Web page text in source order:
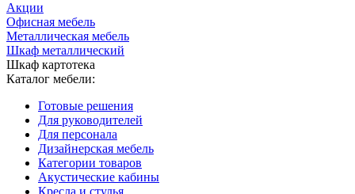
Акции
Офисная мебель
Металлическая мебель
Шкаф металлический
Шкаф картотека
Каталог мебели:
Готовые решения
Для руководителей
Для персонала
Дизайнерская мебель
Категории товаров
Акустические кабины
Кресла и стулья